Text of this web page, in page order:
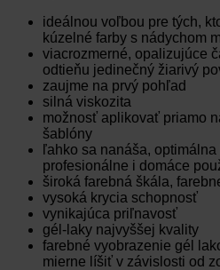
ideálnou voľbou pre tých,
kúzelné farby s nádychom
viacrozmerné, opalizujúce
odtieňu jedinečný žiarivý
zaujme na prvý pohľad
silná viskozita
možnosť aplikovať priamo
šablóny
ľahko sa nanáša,
profesionálne i domáce
široká farebná škála,
vysoká krycia schopnosť
vynikajúca priľnavosť
gél-laky najvyššej kvality
farebné vyobrazenie gél
mierne líšiť v závislosti od